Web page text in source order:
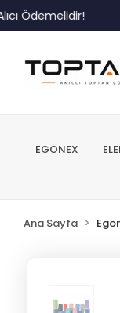
EGONEX
Ana Sayfa